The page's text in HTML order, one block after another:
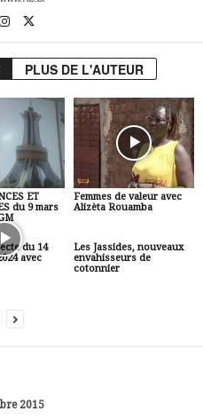
PLUS DE L'AUTEUR
ET
du 9 mars
Femmes de valeur avec
Alizèta Rouamba
du 14
avec
Les Jassides, nouveaux
envahisseurs de
cotonnier
2015